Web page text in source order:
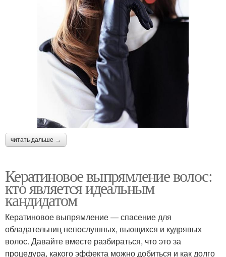
читать дальше →
Кератиновое выпрямление волос:
кто является идеальным
кандидатом
Кератиновое выпрямление — спасение для
обладательниц непослушных, вьющихся и кудрявых
волос. Давайте вместе разбираться, что это за
процедура, какого эффекта можно добиться и как долго